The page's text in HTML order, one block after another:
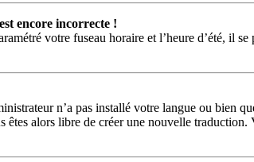
encore incorrecte !
votre fuseau horaire et l’heure d’été, il
n’a pas installé votre langue ou bien
êtes alors libre de créer une nouvelle